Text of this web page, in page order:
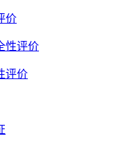
价
性评价
评价